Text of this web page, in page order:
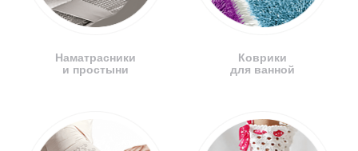
Наматрасники
и простыни
Коврики
для ванной